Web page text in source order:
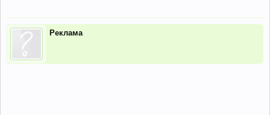
Реклама